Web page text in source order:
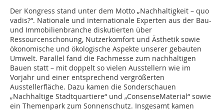
Der Kongress stand unter dem Motto „Nach­haltigkeit – quo
vadis?“. Nationale und interna­tionale Experten aus der Bau-
und Immobilien­branche diskutierten über
Ressourcenschonung, Nutzerkomfort und Ästhetik sowie
ökonomische und ökologische Aspekte unserer gebauten
Umwelt. Parallel fand die Fachmesse zum nach­haltigen
Bauen statt – mit doppelt so vielen Ausstellern wie im
Vorjahr und einer entsprechend vergrößerten
Ausstellerfläche. Dazu kamen die Sonderschauen
„Nachhaltige Stadtquartiere“ und „ConsenseMaterial“ sowie
ein Themenpark zum Sonnenschutz. Insgesamt kamen